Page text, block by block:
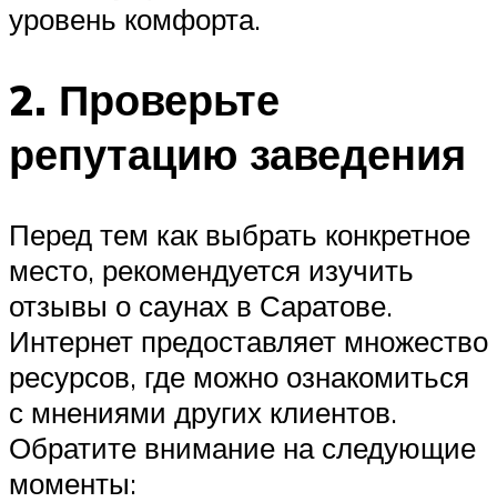
уровень комфорта.
2. Проверьте
репутацию заведения
Перед тем как выбрать конкретное
место, рекомендуется изучить
отзывы о саунах в Саратове.
Интернет предоставляет множество
ресурсов, где можно ознакомиться
с мнениями других клиентов.
Обратите внимание на следующие
моменты: